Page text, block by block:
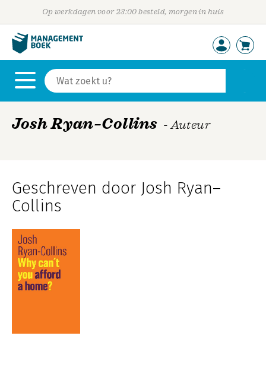
Op werkdagen voor 23:00 besteld, morgen in huis
Josh Ryan–Collins - Auteur
Geschreven door Josh Ryan–
Collins